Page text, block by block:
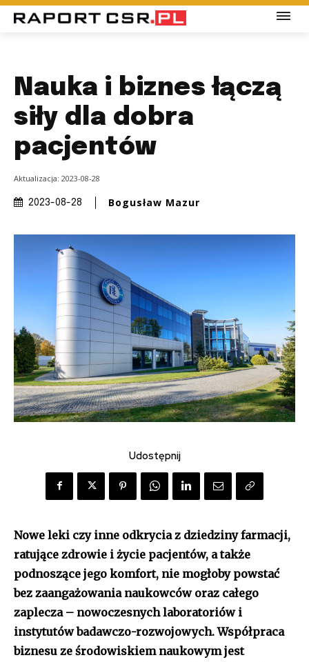
Nauka i biznes łączą
siły dla dobra
pacjentów
Aktualizacja: 2023-08-28
2023-08-28 Bogusław Mazur
Udostępnij
Nowe leki czy inne odkrycia z dziedziny farmacji,
ratujące zdrowie i życie pacjentów, a także
podnoszące jego komfort, nie mogłoby powstać
bez zaangażowania naukowców oraz całego
zaplecza – nowoczesnych laboratoriów i
instytutów badawczo-rozwojowych. Współpraca
biznesu ze środowiskiem naukowym jest